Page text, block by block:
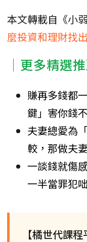
本文轉載自《小
麼投資和理財找
│更多精選
賺再多錢都
鍵」害你錢
夫妻總愛為
較，那做夫
一談錢就傷
一半當罪犯
【橘世代課程